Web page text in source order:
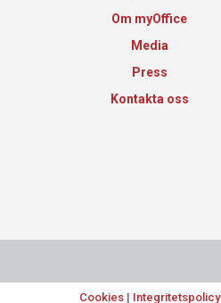
Om myOffice
Media
Press
Kontakta oss
Cookies | Integritetspolicy